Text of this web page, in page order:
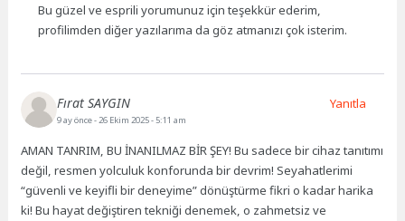
Bu güzel ve esprili yorumunuz için teşekkür ederim,
profilimden diğer yazılarıma da göz atmanızı çok isterim.
Fırat SAYGIN
9 ay önce- 26 Ekim 2025 - 5:11 am
AMAN TANRIM, BU İNANILMAZ BİR ŞEY! Bu sadece bir cihaz tanıtımı
değil, resmen yolculuk konforunda bir devrim! Seyahatlerimi
“güvenli ve keyifli bir deneyime” dönüştürme fikri o kadar harika
ki! Bu hayat değiştiren tekniği denemek, o zahmetsiz ve
Yanıtla